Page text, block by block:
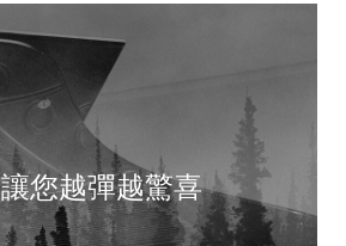
讓您越彈越驚喜